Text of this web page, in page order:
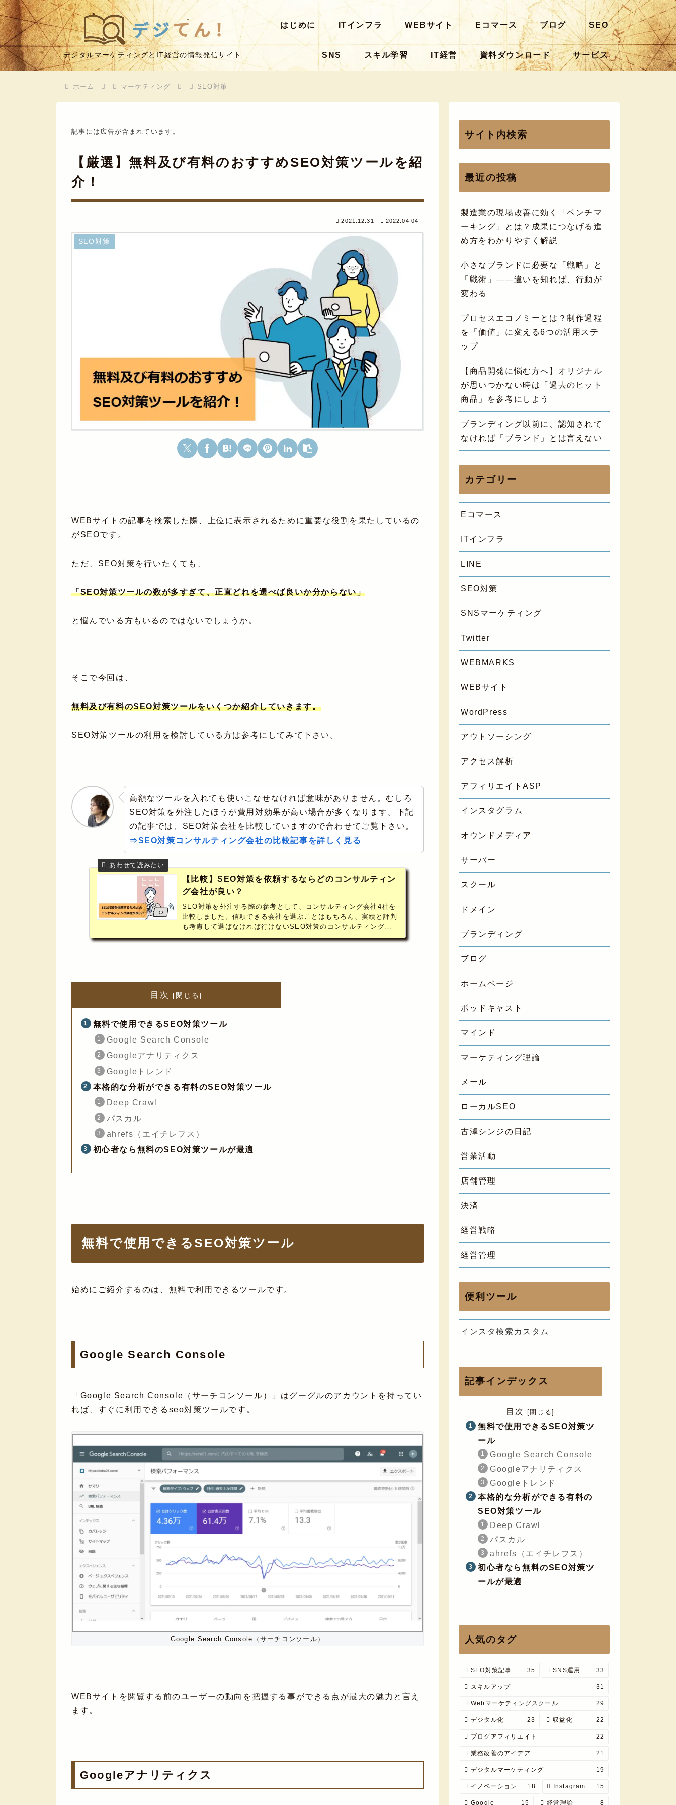
デジタルマーケティングとIT経営の情報発信サイト
はじめに ITインフラ WEBサイト Eコマース ブログ SEO
SNS スキル学習 IT経営 資料ダウンロード サービス
ホーム マーケティング SEO対策
記事には広告が含まれています。
【厳選】無料及び有料のおすすめSEO対策ツールを紹
介！
2021.12.31 2022.04.04
SEO対策
WEBサイトの記事を検索した際、上位に表示されるために重要な役割を果たしているの
がSEOです。
ただ、SEO対策を行いたくても、
「SEO対策ツールの数が多すぎて、正直どれを選べば良いか分からない」
と悩んでいる方もいるのではないでしょうか。
そこで今回は、
無料及び有料のSEO対策ツールをいくつか紹介していきます。
SEO対策ツールの利用を検討している方は参考にしてみて下さい。
高額なツールを入れても使いこなせなければ意味がありません。むしろ
SEO対策を外注したほうが費用対効果が高い場合が多くなります。下記
の記事では、SEO対策会社を比較していますので合わせてご覧下さい。
⇒SEO対策コンサルティング会社の比較記事を詳しく見る
【比較】SEO対策を依頼するならどのコンサルティン
グ会社が良い？
SEO対策を外注する際の参考として、コンサルティング会社4社を
比較しました。信頼できる会社を選ぶことはもちろん、実績と評判
も考慮して選ばなければ行けないSEO対策のコンサルティング会
社。依頼する際のポイントや注意点についても合わせて解説。
目次
無料で使用できるSEO対策ツール
Google Search Console
Googleアナリティクス
Googleトレンド
本格的な分析ができる有料のSEO対策ツール
Deep Crawl
パスカル
ahrefs（エイチレフス）
初心者なら無料のSEO対策ツールが最適
無料で使用できるSEO対策ツール
始めにご紹介するのは、無料で利用できるツールです。
Google Search Console
「Google Search Console（サーチコンソール）」はグーグルのアカウントを持ってい
れば、すぐに利用できるseo対策ツールです。
Google Search Console（サーチコンソール）
WEBサイトを閲覧する前のユーザーの動向を把握する事ができる点が最大の魅力と言え
ます。
Googleアナリティクス
サイト内検索
最近の投稿
製造業の現場改善に効く「ベンチマ
ーキング」とは？成果につなげる進
め方をわかりやすく解説
小さなブランドに必要な「戦略」と
「戦術」——違いを知れば、行動が
変わる
プロセスエコノミーとは？制作過程
を「価値」に変える6つの活用ステ
ップ
【商品開発に悩む方へ】オリジナル
が思いつかない時は「過去のヒット
商品」を参考にしよう
ブランディング以前に、認知されて
なければ「ブランド」とは言えない
カテゴリー
Eコマース
ITインフラ
LINE
SEO対策
SNSマーケティング
Twitter
WEBMARKS
WEBサイト
WordPress
アウトソーシング
アクセス解析
アフィリエイトASP
インスタグラム
オウンドメディア
サーバー
スクール
ドメイン
ブランディング
ブログ
ホームページ
ポッドキャスト
マインド
マーケティング理論
メール
ローカルSEO
古澤シンジの日記
営業活動
店舗管理
決済
経営戦略
経営管理
便利ツール
インスタ検索カスタム
記事インデックス
目次
無料で使用できるSEO対策ツ
ール
Google Search Console
Googleアナリティクス
Googleトレンド
本格的な分析ができる有料の
SEO対策ツール
Deep Crawl
パスカル
ahrefs（エイチレフス）
初心者なら無料のSEO対策ツ
ールが最適
人気のタグ
SEO対策記事 35 SNS運用 33
スキルアップ 31
Webマーケティングスクール 29
デジタル化 23 収益化 22
ブログアフィリエイト 22
業務改善のアイデア 21
デジタルマーケティング 19
イノベーション 18 Instagram 15
Google 15 経営理論 8